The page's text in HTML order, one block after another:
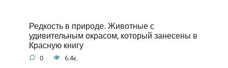
Редкость в природе. Животные с
удивительным окрасом, который занесены в
Красную книгу
0 6.4к.